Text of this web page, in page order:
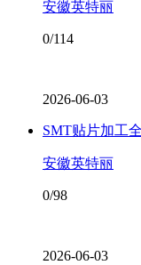
安徽英特丽
0/114
2026-06-03
SMT贴片加工
安徽英特丽
0/98
2026-06-03